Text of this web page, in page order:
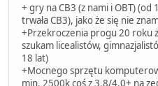
+ gry na CB3 (z nami i OBT)
trwała CB3), jako że się nie
+Przekroczenia progu 20 roku
szukam licealistów,
18 lat)
+Mocnego sprzętu
min. 2500k coś z 3.8/4.0+ na